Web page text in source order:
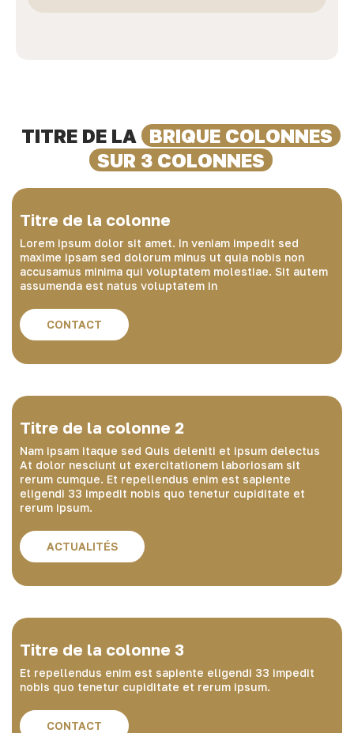
TITRE DE LA
BRIQUE COLONNES
SUR 3 COLONNES
Titre de la colonne
Lorem ipsum dolor sit amet. In veniam impedit sed
maxime ipsam sed dolorum minus ut quia nobis non
accusamus minima qui voluptatem molestiae. Sit autem
assumenda est natus voluptatem in
CONTACT
Titre de la colonne 2
Nam ipsam itaque sed Quis deleniti et ipsum delectus
At dolor nesciunt ut exercitationem laboriosam sit
rerum cumque. Et repellendus enim est sapiente
eligendi 33 impedit nobis quo tenetur cupiditate et
rerum ipsum.
ACTUALITÉS
Titre de la colonne 3
Et repellendus enim est sapiente eligendi 33 impedit
nobis quo tenetur cupiditate et rerum ipsum.
CONTACT